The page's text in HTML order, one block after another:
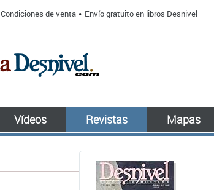
Condiciones de venta Envío gratuito en libros Desnivel
Vídeos Revistas Mapas